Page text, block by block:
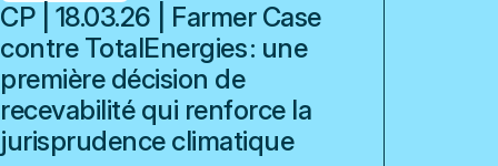
CP | 18.03.26 | Farmer Case
contre TotalEnergies : une
première décision de
recevabilité qui renforce la
jurisprudence climatique